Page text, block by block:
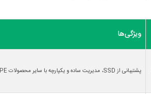
ویژگی‌ها
پشتیبانی از SSD، مدیریت ساده و یکپارچه با سایر محصولات HPE